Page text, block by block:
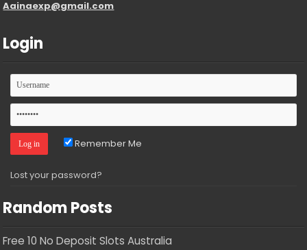
Aainaexp@gmail.com
Login
Remember Me
Lost your password?
Random Posts
Free 10 No Deposit Slots Australia